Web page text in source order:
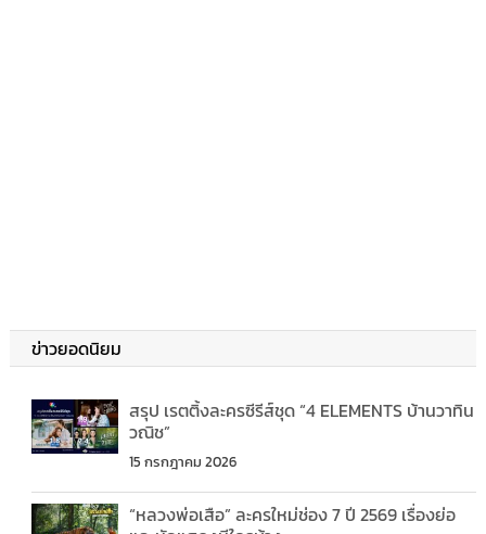
ข่าวยอดนิยม
สรุป เรตติ้งละครซีรีส์ชุด “4 ELEMENTS บ้านวาทิน
วณิช”
15 กรกฎาคม 2026
“หลวงพ่อเสือ” ละครใหม่ช่อง 7 ปี 2569 เรื่องย่อ